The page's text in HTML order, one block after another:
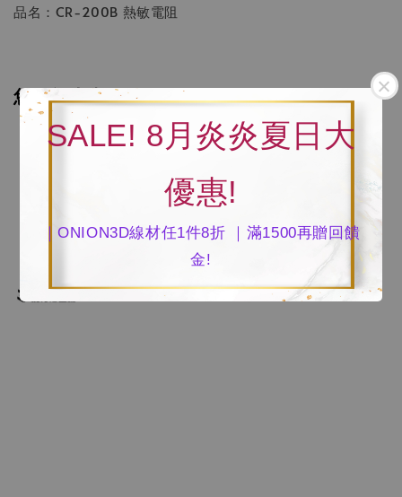
SALE! 8月炎炎夏日大
優惠!
｜ONION3D線材任1件8折 ｜滿1500再贈回饋
金!
品名：CR-200B 熱敏電阻
您可能也喜歡